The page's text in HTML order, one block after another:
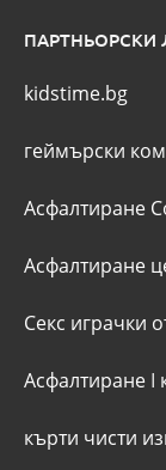
ПАРТНЬОРСКИ
kidstime.bg
геймърски
Асфалтиране
Асфалтиране
Секс играчки
Асфалтиране I
кърти чисти